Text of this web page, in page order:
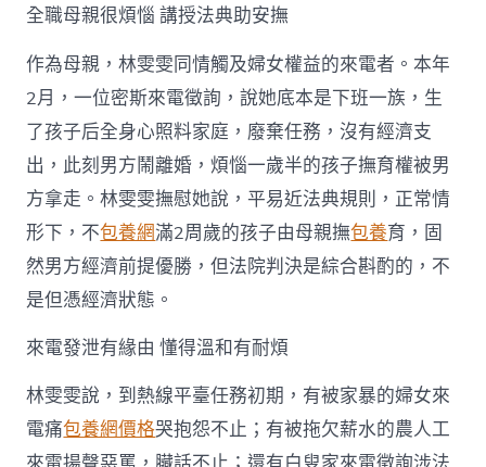
全職母親很煩惱 講授法典助安撫
作為母親，林雯雯同情觸及婦女權益的來電者。本年
2月，一位密斯來電徵詢，說她底本是下班一族，生
了孩子后全身心照料家庭，廢棄任務，沒有經濟支
出，此刻男方鬧離婚，煩惱一歲半的孩子撫育權被男
方拿走。林雯雯撫慰她說，平易近法典規則，正常情
形下，不包養網滿2周歲的孩子由母親撫包養育，固
然男方經濟前提優勝，但法院判決是綜合斟酌的，不
是但憑經濟狀態。
來電發泄有緣由 懂得溫和有耐煩
林雯雯說，到熱線平臺任務初期，有被家暴的婦女來
電痛包養網價格哭抱怨不止；有被拖欠薪水的農人工